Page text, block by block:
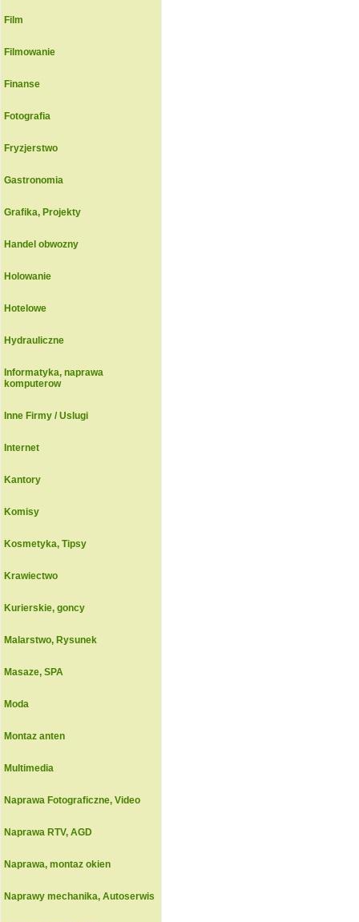
Film
Filmowanie
Finanse
Fotografia
Fryzjerstwo
Gastronomia
Grafika, Projekty
Handel obwozny
Holowanie
Hotelowe
Hydrauliczne
Informatyka, naprawa
komputerow
Inne Firmy / Uslugi
Internet
Kantory
Komisy
Kosmetyka, Tipsy
Krawiectwo
Kurierskie, goncy
Malarstwo, Rysunek
Masaze, SPA
Moda
Montaz anten
Multimedia
Naprawa Fotograficzne, Video
Naprawa RTV, AGD
Naprawa, montaz okien
Naprawy mechanika, Autoserwis